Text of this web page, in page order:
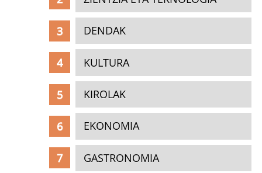
DENDAK
KULTURA
KIROLAK
EKONOMIA
GASTRONOMIA